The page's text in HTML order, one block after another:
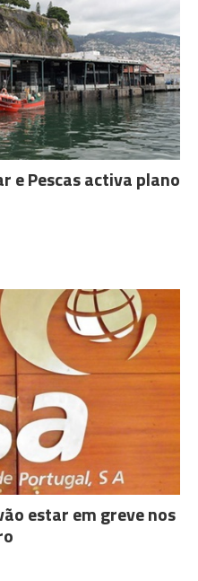
e Pescas activa plano
estar em greve nos